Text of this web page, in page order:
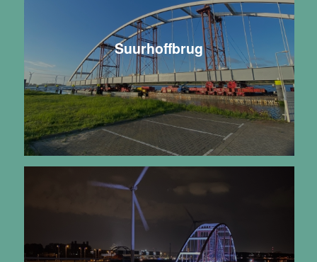
Suurhoffbrug